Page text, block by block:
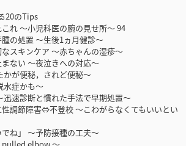
20のTips
れ ～小児科医の腕の見せ所～ 94
の処置 ～生後1ヵ月健診～
スキンケア ～赤ちゃんの湿疹～
ない ～夜泣きへの対応～
が便秘，されど便秘～
症かも～
速診断と慣れた手法で早期処置～
節障害⇔不登校 ～こわがらなくてもいいとい
ね」 ～予防接種の工夫～